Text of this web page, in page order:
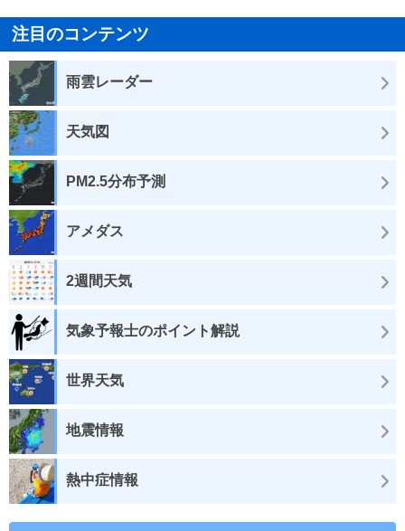
注目のコンテンツ
雨雲レーダー
天気図
PM2.5分布予測
アメダス
2週間天気
気象予報士のポイント解説
世界天気
地震情報
熱中症情報